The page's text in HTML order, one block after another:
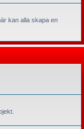
kan alla skapa en